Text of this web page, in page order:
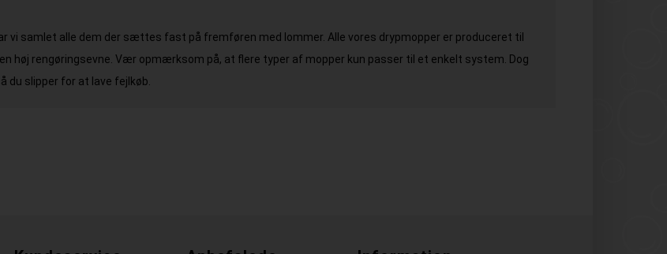
vi samlet alle dem der sættes fast på fremføren med lommer. Alle vores drypmopper er produceret til
høj rengøringsevne. Vær opmærksom på, at flere typer af mopper kun passer til et enkelt system. Dog
du slipper for at lave fejlkøb.